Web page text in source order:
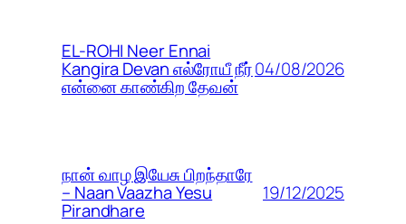
EL-ROHI Neer Ennai
Kangira Devan எல்ரோயீ நீர்
என்னை காண்கிற தேவன்
04/08/2026
நான் வாழ இயேசு பிறந்தாரே
– Naan Vaazha Yesu
Pirandhare
19/12/2025